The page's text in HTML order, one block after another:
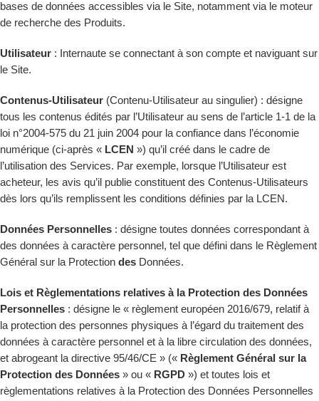
bases de données accessibles via le Site, notamment via le moteur
de recherche des Produits.
Utilisateur : Internaute se connectant à son compte et naviguant sur
le Site.
Contenus-Utilisateur (Contenu-Utilisateur au singulier) : désigne
tous les contenus édités par l’Utilisateur au sens de l’article 1-1 de la
loi n°2004-575 du 21 juin 2004 pour la confiance dans l’économie
numérique (ci-après « LCEN ») qu’il créé dans le cadre de
l’utilisation des Services. Par exemple, lorsque l’Utilisateur est
acheteur, les avis qu’il publie constituent des Contenus-Utilisateurs
dès lors qu’ils remplissent les conditions définies par la LCEN.
Données Personnelles : désigne toutes données correspondant à
des données à caractère personnel, tel que défini dans le Règlement
Général sur la Protection des Données.
Lois et Règlementations relatives à la Protection des Données
Personnelles : désigne le « règlement européen 2016/679, relatif à
la protection des personnes physiques à l’égard du traitement des
données à caractère personnel et à la libre circulation des données,
et abrogeant la directive 95/46/CE » (« Règlement Général sur la
Protection des Données » ou « RGPD ») et toutes lois et
règlementations relatives à la Protection des Données Personnelles